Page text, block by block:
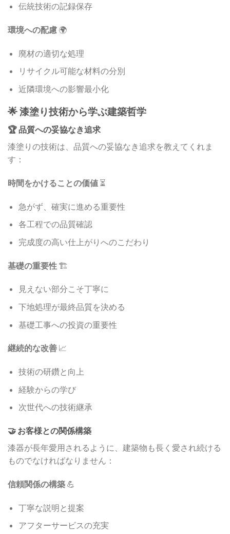
伝統技術の記録保存
環境への配慮 🌍
廃材の適切な処理
リサイクル可能な材料の分別
近隣環境への影響最小化
🌟 漆塗り技術から学ぶ建築哲学
🏆 品質への妥協なき追求
漆塗りの技術は、品質への妥協なき追求を教えてくれま
す：
時間をかけることの価値 ⏳
急がず、確実に進める重要性
各工程での品質確認
完成度の高い仕上がりへのこだわり
基礎の重要性 🏗️
見えない部分こそ丁寧に
下地処理が最終品質を決める
基礎工事への投資の重要性
継続的な改善 📈
技術の研鑽と向上
経験からの学び
次世代への技術継承
🤝 お客様との関係構築
漆器が長年愛用されるように、建築物も長く愛され続ける
ものでなければなりません：
信頼関係の構築 💪
丁寧な説明と提案
アフターサービスの充実